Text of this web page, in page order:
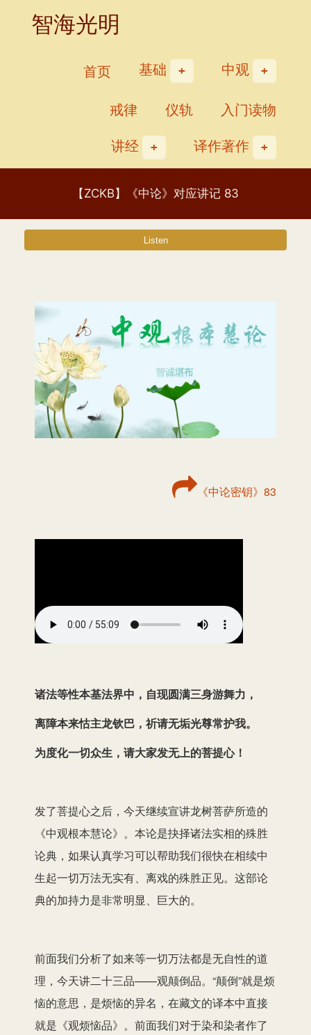
智海光明
首页 基础
中观
戒律
仪轨
入门读物
讲经
译作著作
【ZCKB】《中论》对应讲记 83
《中论密钥》83
诸法等性本基法界中 ， 自现圆满三身游舞力，
离障本来怙主龙钦巴 ， 祈请无垢光尊常护我。
为度化一切众生 ， 请大家发无上的菩提心！
发了菩提心之后，今天继续宣讲龙树菩萨所造的
《中观根本慧论》。本论是抉择诸法实相的殊胜
论典，如果认真学习可以帮助我们很快在相续中
生起一切万法无实有、离戏的殊胜正见。这部论
典的加持力是非常明显、巨大的。
前面我们分析了如来等一切万法都是无自性的道
理，今天讲二十三品——观颠倒品。“颠倒”就是烦
恼的意思，是烦恼的异名，在藏文的译本中直接
就是《观烦恼品》。前面我们对于染和染者作了